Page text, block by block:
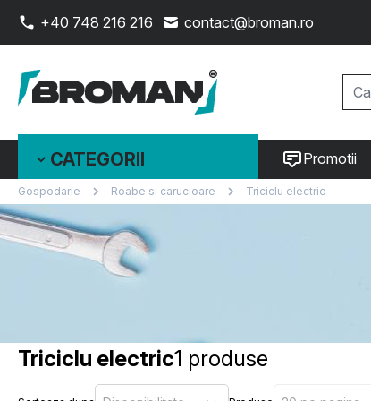
+40 748 216 216 contact@broman.ro
CATEGORII Promotii
Gospodarie Roabe si carucioare Triciclu electric
Triciclu electric1 produse